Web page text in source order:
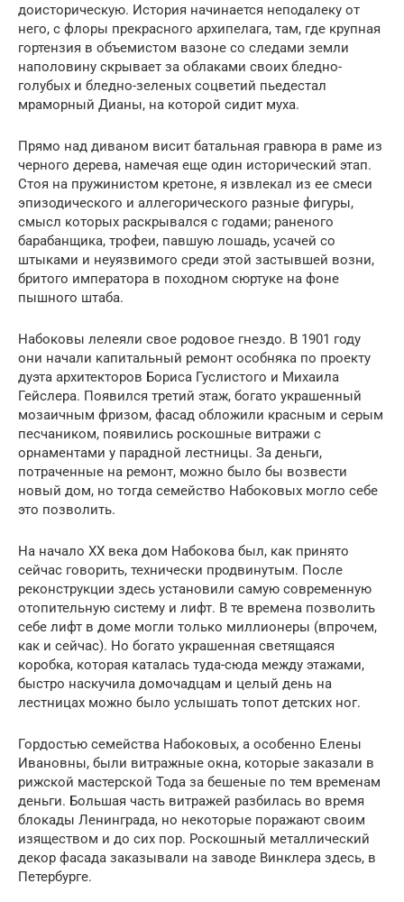
доисторическую. История начинается неподалеку от
него, с флоры прекрасного архипелага, там, где крупная
гортензия в объемистом вазоне со следами земли
наполовину скрывает за облаками своих бледно-
голубых и бледно-зеленых соцветий пьедестал
мраморный Дианы, на которой сидит муха.
Прямо над диваном висит батальная гравюра в раме из
черного дерева, намечая еще один исторический этап.
Стоя на пружинистом кретоне, я извлекал из ее смеси
эпизодического и аллегорического разные фигуры,
смысл которых раскрывался с годами; раненого
барабанщика, трофеи, павшую лошадь, усачей со
штыками и неуязвимого среди этой застывшей возни,
бритого императора в походном сюртуке на фоне
пышного штаба.
Набоковы лелеяли свое родовое гнездо. В 1901 году
они начали капитальный ремонт особняка по проекту
дуэта архитекторов Бориса Гуслистого и Михаила
Гейслера. Появился третий этаж, богато украшенный
мозаичным фризом, фасад обложили красным и серым
песчаником, появились роскошные витражи с
орнаментами у парадной лестницы. За деньги,
потраченные на ремонт, можно было бы возвести
новый дом, но тогда семейство Набоковых могло себе
это позволить.
На начало ХХ века дом Набокова был, как принято
сейчас говорить, технически продвинутым. После
реконструкции здесь установили самую современную
отопительную систему и лифт. В те времена позволить
себе лифт в доме могли только миллионеры (впрочем,
как и сейчас). Но богато украшенная светящаяся
коробка, которая каталась туда-сюда между этажами,
быстро наскучила домочадцам и целый день на
лестницах можно было услышать топот детских ног.
Гордостью семейства Набоковых, а особенно Елены
Ивановны, были витражные окна, которые заказали в
рижской мастерской Тода за бешеные по тем временам
деньги. Большая часть витражей разбилась во время
блокады Ленинграда, но некоторые поражают своим
изяществом и до сих пор. Роскошный металлический
декор фасада заказывали на заводе Винклера здесь, в
Петербурге.